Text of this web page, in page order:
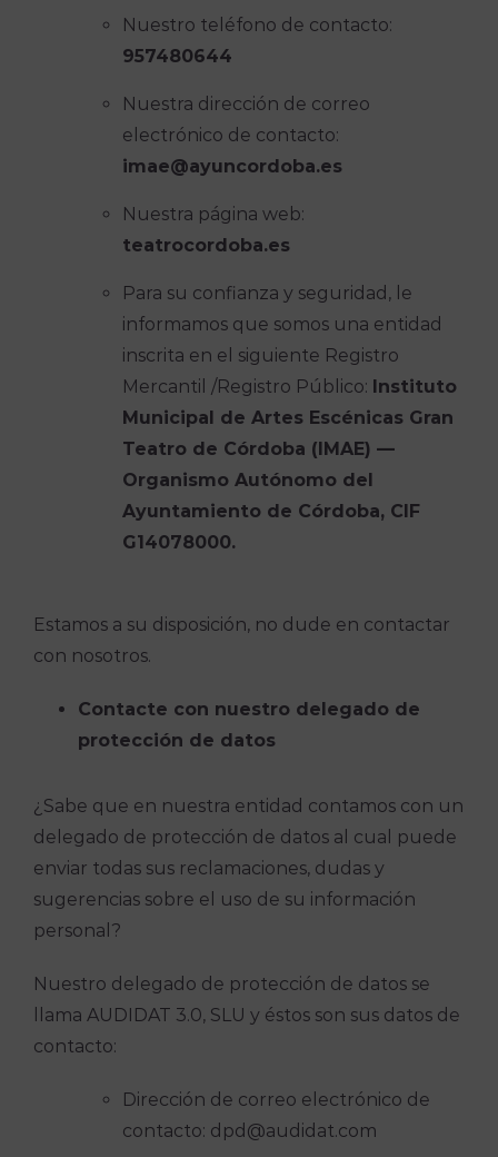
Nuestro teléfono de contacto:
957480644
Nuestra dirección de correo
electrónico de contacto:
imae@ayuncordoba.es
Nuestra página web:
teatrocordoba.es
Para su confianza y seguridad, le
informamos que somos una entidad
inscrita en el siguiente Registro
Mercantil /Registro Público: Instituto
Municipal de Artes Escénicas Gran
Teatro de Córdoba (IMAE) —
Organismo Autónomo del
Ayuntamiento de Córdoba, CIF
G14078000.
Estamos a su disposición, no dude en contactar
con nosotros.
Contacte con nuestro delegado de
protección de datos
¿Sabe que en nuestra entidad contamos con un
delegado de protección de datos al cual puede
enviar todas sus reclamaciones, dudas y
sugerencias sobre el uso de su información
personal?
Nuestro delegado de protección de datos se
llama AUDIDAT 3.0, SLU y éstos son sus datos de
contacto:
Dirección de correo electrónico de
contacto: dpd@audidat.com